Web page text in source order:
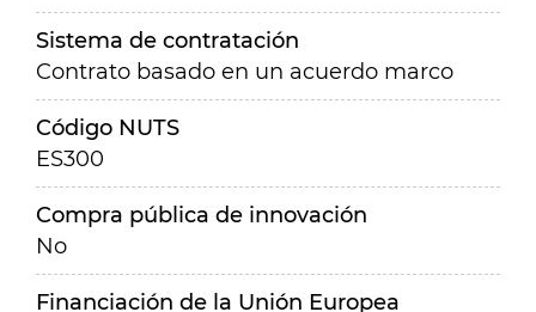
Sistema de contratación
Contrato basado en un acuerdo marco
Código NUTS
ES300
Compra pública de innovación
No
Financiación de la Unión Europea